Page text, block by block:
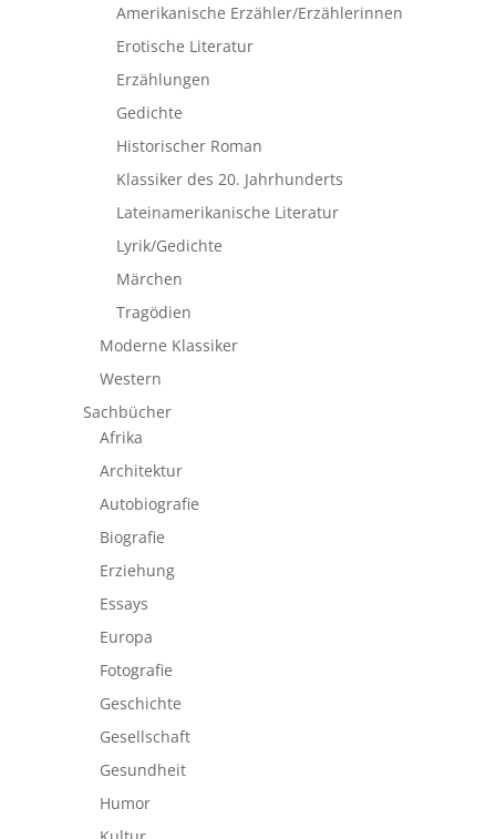
Amerikanische Erzähler/Erzählerinnen
Erotische Literatur
Erzählungen
Gedichte
Historischer Roman
Klassiker des 20. Jahrhunderts
Lateinamerikanische Literatur
Lyrik/Gedichte
Märchen
Tragödien
Moderne Klassiker
Western
Sachbücher
Afrika
Architektur
Autobiografie
Biografie
Erziehung
Essays
Europa
Fotografie
Geschichte
Gesellschaft
Gesundheit
Humor